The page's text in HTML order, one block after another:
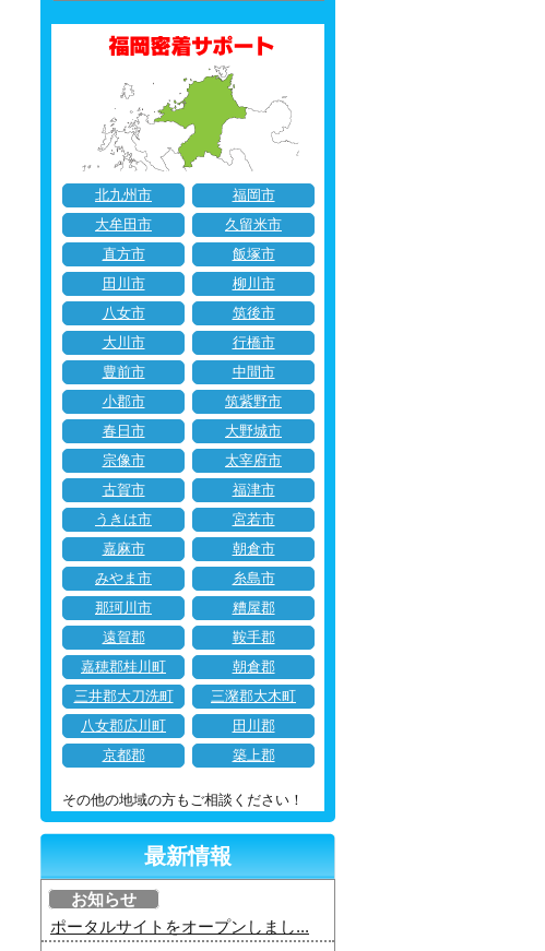
北九州市
福岡市
大牟田市
久留米市
直方市
飯塚市
田川市
柳川市
八女市
筑後市
大川市
行橋市
豊前市
中間市
小郡市
筑紫野市
春日市
大野城市
宗像市
太宰府市
古賀市
福津市
うきは市
宮若市
嘉麻市
朝倉市
みやま市
糸島市
那珂川市
糟屋郡
遠賀郡
鞍手郡
嘉穂郡桂川町
朝倉郡
三井郡大刀洗町
三潴郡大木町
八女郡広川町
田川郡
京都郡
築上郡
その他の地域の方もご相談ください！
最新情報
お知らせ
ポータルサイトをオープンしまし...